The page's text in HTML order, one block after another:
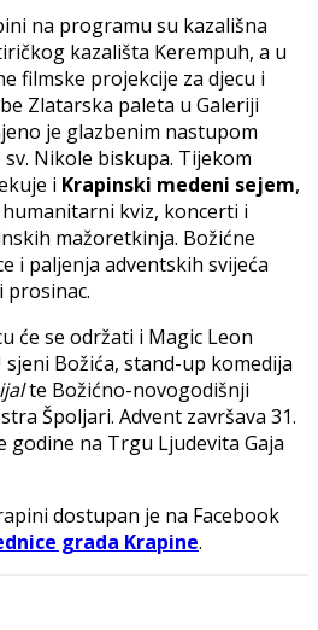
na programu su kazališna
kazališta Kerempuh, a u
filmske projekcije za djecu i
Zlatarska paleta u Galeriji
je glazbenim nastupom
Nikole biskupa. Tijekom
i Krapinski medeni sejem,
kviz, koncerti i
mažoretkinja. Božićne
i paljenja adventskih svijeća
prosinac.
će se održati i Magic Leon
Božića, stand-up komedija
te Božićno-novogodišnji
Špoljari. Advent završava 31.
godine na Trgu Ljudevita Gaja
dostupan je na Facebook
grada Krapine.